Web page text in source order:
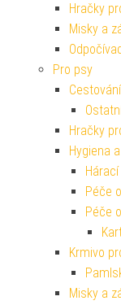
Hračky
Misky a
Pro psy
Hračky
Hygiena
Péče
Péče
Krmivo
Misky a